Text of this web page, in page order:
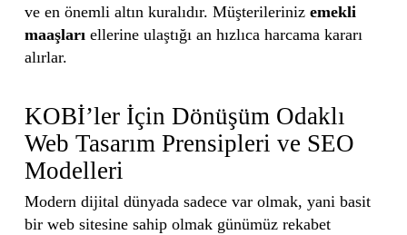
ve en önemli altın kuralıdır. Müşterileriniz emekli
maaşlarıellerine ulaştığı an hızlıca harcama kararı
alırlar.
KOBİ’ler İçin Dönüşüm Odaklı
Web Tasarım Prensipleri ve SEO
Modelleri
Modern dijital dünyada sadece var olmak, yani basit
bir web sitesine sahip olmak günümüz rekabet